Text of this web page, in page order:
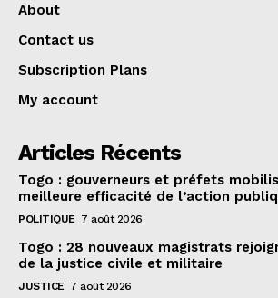
About
Contact us
Subscription Plans
My account
Articles Récents
Togo : gouverneurs et préfets
meilleure efficacité de l’action
POLITIQUE 7 août 2026
Togo : 28 nouveaux magistrats
de la justice civile et militaire
JUSTICE 7 août 2026